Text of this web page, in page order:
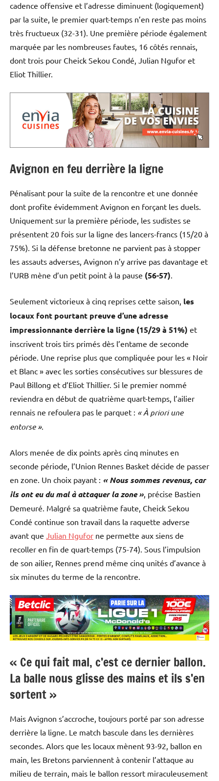
cadence offensive et l’adresse diminuent (logiquement)
par la suite, le premier quart-temps n’en reste pas moins
très fructueux (32-31). Une première période également
marquée par les nombreuses fautes, 16 côtés rennais,
dont trois pour Cheick Sekou Condé, Julian Ngufor et
Eliot Thillier.
Avignon en feu derrière la ligne
Pénalisant pour la suite de la rencontre et une donnée
dont profite évidemment Avignon en forçant les duels.
Uniquement sur la première période, les sudistes se
présentent 20 fois sur la ligne des lancers-francs (15/20 à
75%). Si la défense bretonne ne parvient pas à stopper
les assauts adverses, Avignon n’y arrive pas davantage et
l’URB mène d’un petit point à la pause (56-57).
Seulement victorieux à cinq reprises cette saison, les
locaux font pourtant preuve d’une adresse
impressionnante derrière la ligne (15/29 à 51%) et
inscrivent trois tirs primés dès l’entame de seconde
période. Une reprise plus que compliquée pour les « Noir
et Blanc » avec les sorties consécutives sur blessures de
Paul Billong et d’Eliot Thillier. Si le premier nommé
reviendra en début de quatrième quart-temps, l’ailier
rennais ne refoulera pas le parquet : « À priori une
entorse ».
Alors menée de dix points après cinq minutes en
seconde période, l’Union Rennes Basket décide de passer
en zone. Un choix payant : « Nous sommes revenus, car
ils ont eu du mal à attaquer la zone », précise Bastien
Demeuré. Malgré sa quatrième faute, Cheick Sekou
Condé continue son travail dans la raquette adverse
avant que Julian Ngufor ne permette aux siens de
recoller en fin de quart-temps (75-74). Sous l’impulsion
de son ailier, Rennes prend même cinq unités d’avance à
six minutes du terme de la rencontre.
« Ce qui fait mal, c’est ce dernier ballon.
La balle nous glisse des mains et ils s’en
sortent »
Mais Avignon s’accroche, toujours porté par son adresse
derrière la ligne. Le match bascule dans les dernières
secondes. Alors que les locaux mènent 93-92, ballon en
main, les Bretons parviennent à contenir l’attaque au
milieu de terrain, mais le ballon ressort miraculeusement